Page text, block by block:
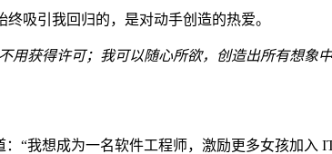
吸引我回归的，是对动手创造的热爱。
用获得许可；我可以随心所欲，创造出所有想象中
：“我想成为一名软件工程师，激励更多女孩加